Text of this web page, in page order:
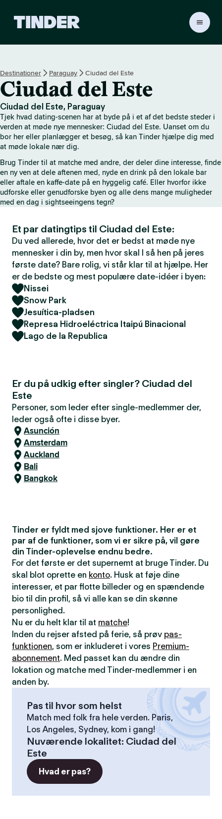
r
s
s
t
a
r
t
d
e
Destinationer Paraguay Ciudad del Este
Ciudad del Este
Ciudad del Este, Paraguay
Tjek hvad dating-scenen har at byde på i et af det bedste steder i
verden at møde nye mennesker: Ciudad del Este. Uanset om du
bor her eller planlægger et besøg, så kan Tinder hjælpe dig med
at møde lokale nær dig.
Brug Tinder til at matche med andre, der deler dine interesse, finde
en ny ven at dele aftenen med, nyde en drink på den lokale bar
eller aftale en kaffe-date på en hyggelig café. Eller hvorfor ikke
udforske eller genudforske byen og alle dens mange muligheder
med en dag i sightseeingens tegn?
Et par datingtips til Ciudad del Este:
Du ved allerede, hvor det er bedst at møde nye
mennesker i din by, men hvor skal I så hen på jeres
første date? Bare rolig, vi står klar til at hjælpe. Her
er de bedste og mest populære date-idéer i byen:
Nissei
Snow Park
Jesuítica-pladsen
Represa Hidroeléctrica Itaipú Binacional
Lago de la Republica
Er du på udkig efter singler? Ciudad del
Este
Personer, som leder efter single-medlemmer der,
leder også ofte i disse byer.
Asunción
Amsterdam
Auckland
Bali
Bangkok
Tinder er fyldt med sjove funktioner. Her er et
par af de funktioner, som vi er sikre på, vil gøre
din Tinder-oplevelse endnu bedre.
For det første er det supernemt at bruge Tinder. Du
skal blot oprette en konto. Husk at føje dine
interesser, et par flotte billeder og en spændende
bio til din profil, så vi alle kan se din skønne
personlighed.
Nu er du helt klar til at matche!
Inden du rejser afsted på ferie, så prøv pas-
funktionen, som er inkluderet i vores Premium-
abonnement. Med passet kan du ændre din
lokation og matche med Tinder-medlemmer i en
anden by.
Pas til hvor som helst
Match med folk fra hele verden. Paris,
Los Angeles, Sydney, kom i gang!
Nuværende lokalitet: Ciudad del
Este
Hvad er pas?